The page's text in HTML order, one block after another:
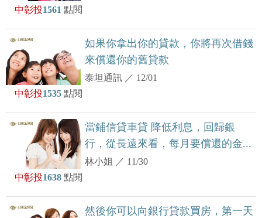
中彰投1561 點閱
如果你拿出你的貸款，你將再次借錢
來償還你的舊貸款
泰坦通訊 ／ 12/01
中彰投1535 點閱
當鋪信貸車貸 降低利息，回歸銀
行，從長遠來看，每月要償還的金...
林小姐 ／ 11/30
中彰投1638 點閱
然後你可以向銀行貸款買房，第一天